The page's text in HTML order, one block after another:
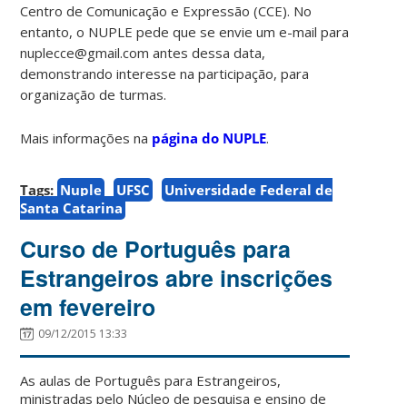
Centro de Comunicação e Expressão (CCE). No
entanto, o NUPLE pede que se envie um e-mail para
nuplecce@gmail.com antes dessa data,
demonstrando interesse na participação, para
organização de turmas.
Mais informações na página do NUPLE.
Tags: Nuple UFSC
Universidade Federal de
Santa Catarina
Curso de Português para
Estrangeiros abre inscrições
em fevereiro
09/12/2015 13:33
As aulas de Português para Estrangeiros,
ministradas pelo Núcleo de pesquisa e ensino de